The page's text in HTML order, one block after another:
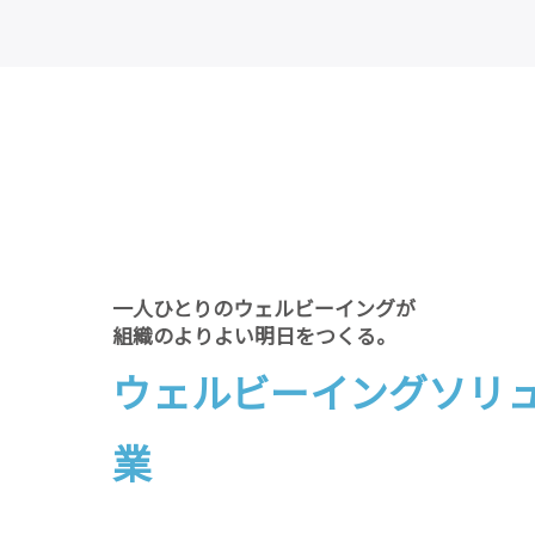
一人ひとりのウェルビーイングが
組織のよりよい明日をつくる。
ウェルビーイングソリ
業